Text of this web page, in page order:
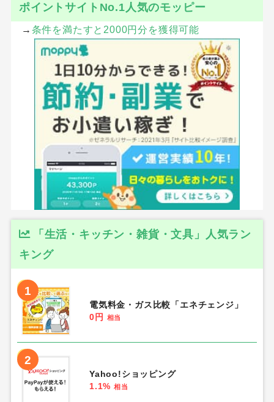
ポイントサイトNo.1人気のモッピー
→ 条件を満たすと2000円分を獲得可能
「生活・キッチン・雑貨・文具」人気ラン
キング
1
電気料金・ガス比較「エネチェンジ」
0円
相当
2
Yahoo!ショッピング
1.1% 相当